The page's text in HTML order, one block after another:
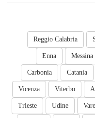
Reggio Calabria
Messina
Enna
Catania
Carbonia
Viterbo
Vicenza
Udine
Trieste